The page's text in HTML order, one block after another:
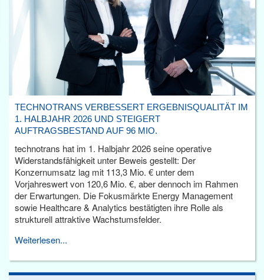
TECHNOTRANS VERBESSERT ERGEBNISQUALITÄT IM
1. HALBJAHR 2026 UND STEIGERT
AUFTRAGSBESTAND AUF 96 MIO.
technotrans hat im 1. Halbjahr 2026 seine operative
Widerstandsfähigkeit unter Beweis gestellt: Der
Konzernumsatz lag mit 113,3 Mio. € unter dem
Vorjahreswert von 120,6 Mio. €, aber dennoch im Rahmen
der Erwartungen. Die Fokusmärkte Energy Management
sowie Healthcare & Analytics bestätigten ihre Rolle als
strukturell attraktive Wachstumsfelder.
Weiterlesen...